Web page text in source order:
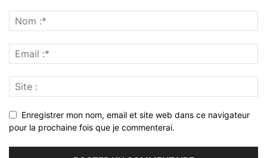
Enregistrer mon nom, email et site web dans ce navigateur
pour la prochaine fois que je commenterai.